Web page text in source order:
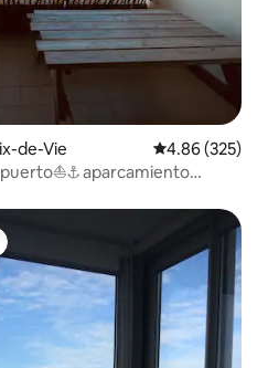
de-Vie Calificación
4.86 (325)
aparcamiento